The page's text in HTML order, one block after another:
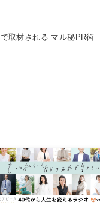
取材される マル秘PR術